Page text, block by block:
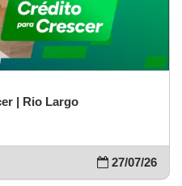
| Rio Largo
27/07/26